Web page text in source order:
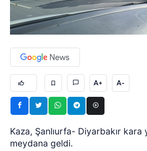
A+ A-
Kaza, Şanlıurfa- Diyarbakır kara
meydana geldi.